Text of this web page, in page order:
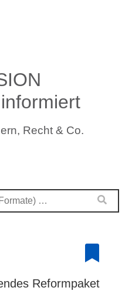
Recht & Co.
Reformpaket